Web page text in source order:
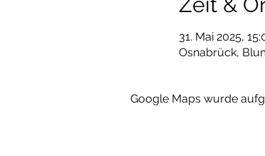
31. Mai 2025,
Osnabrück,
Google Maps wurde